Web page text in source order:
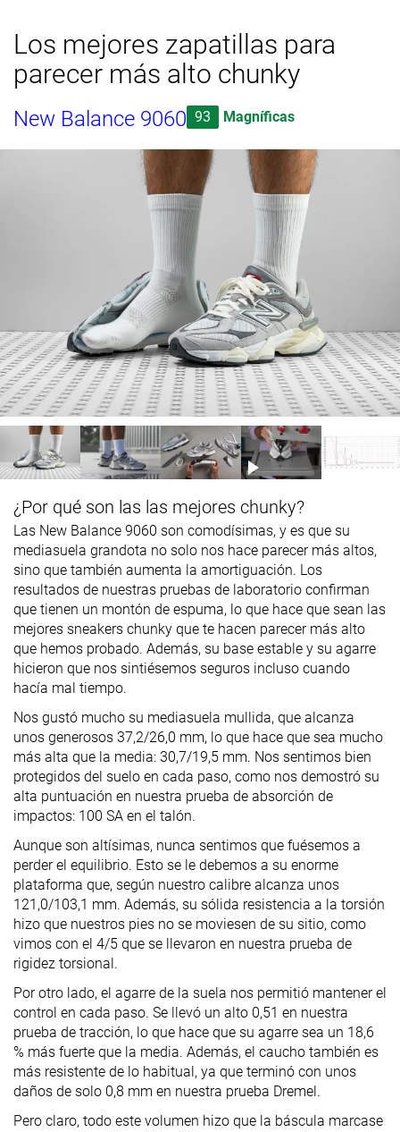
Los mejores zapatillas para
parecer más alto chunky
New Balance 9060 93 Magníficas
¿Por qué son las las mejores chunky?
Las New Balance 9060 son comodísimas, y es que su
mediasuela grandota no solo nos hace parecer más altos,
sino que también aumenta la amortiguación. Los
resultados de nuestras pruebas de laboratorio confirman
que tienen un montón de espuma, lo que hace que sean las
mejores sneakers chunky que te hacen parecer más alto
que hemos probado. Además, su base estable y su agarre
hicieron que nos sintiésemos seguros incluso cuando
hacía mal tiempo.
Nos gustó mucho su mediasuela mullida, que alcanza
unos generosos 37,2/26,0 mm, lo que hace que sea mucho
más alta que la media: 30,7/19,5 mm. Nos sentimos bien
protegidos del suelo en cada paso, como nos demostró su
alta puntuación en nuestra prueba de absorción de
impactos: 100 SA en el talón.
Aunque son altísimas, nunca sentimos que fuésemos a
perder el equilibrio. Esto se le debemos a su enorme
plataforma que, según nuestro calibre alcanza unos
121,0/103,1 mm. Además, su sólida resistencia a la torsión
hizo que nuestros pies no se moviesen de su sitio, como
vimos con el 4/5 que se llevaron en nuestra prueba de
rigidez torsional.
Por otro lado, el agarre de la suela nos permitió mantener el
control en cada paso. Se llevó un alto 0,51 en nuestra
prueba de tracción, lo que hace que su agarre sea un 18,6
% más fuerte que la media. Además, el caucho también es
más resistente de lo habitual, ya que terminó con unos
daños de solo 0,8 mm en nuestra prueba Dremel.
Pero claro, todo este volumen hizo que la báscula marcase